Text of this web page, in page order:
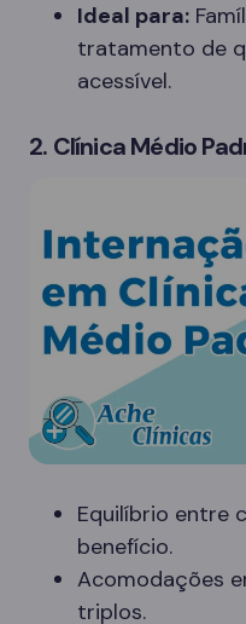
Ideal para:
tratamento de
acessível.
2. Clínica Médio
Equilíbrio entre
benefício.
Acomodações
triplos.